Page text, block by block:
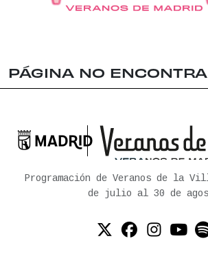
PÁGINA NO

Ayuntamiento de Madrid
Programación de Veranos de la
de julio al 30 de
Twitter
Facebook